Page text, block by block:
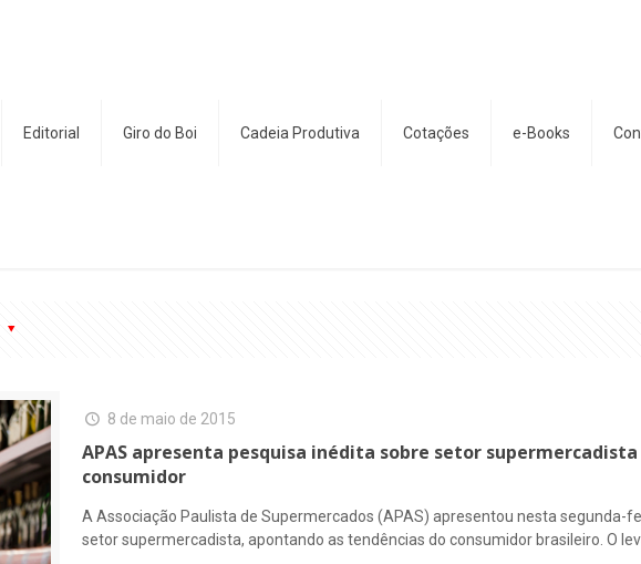
Editorial Giro do Boi Cadeia Produtiva Cotações e-Books
8 de maio de 2015
APAS apresenta pesquisa inédita sobre setor
consumidor
A Associação Paulista de Supermercados (APAS) apresentou nesta segunda-
setor supermercadista, apontando as tendências do consumidor brasileiro. O